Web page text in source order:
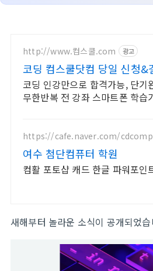
http://www.컴스쿨.com 광고
코딩 컴스쿨닷컴 당일 신청&
시 기프티콘!
코딩 인강만으로 합격가능, 단기
무한반복 전 강좌 스마트폰 학습
https://cafe.naver.com/
여수 첨단컴퓨터 학원
컴활 포토샵 캐드 한글 파워포
새해부터 놀라운 소식이 공개되었